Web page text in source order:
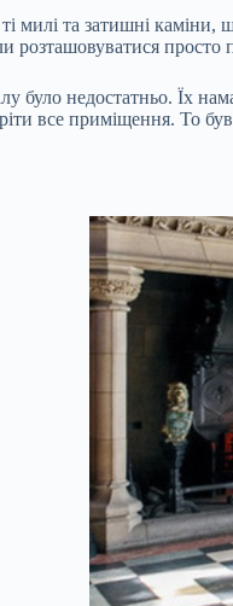
милі та затишні
розташовуватися просто
було недостатньо. Їх
все приміщення. То